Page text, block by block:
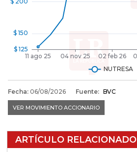
ARTÍCULO RELACIONADO